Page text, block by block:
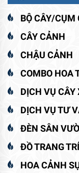
BỘ CÂY/CỤM
CÂY CẢNH
CHẬU CẢNH
COMBO HOA
DỊCH VỤ
DỊCH VỤ TƯ
ĐÈN SÂN
ĐỒ TRANG TRÍ
HOA CẢNH